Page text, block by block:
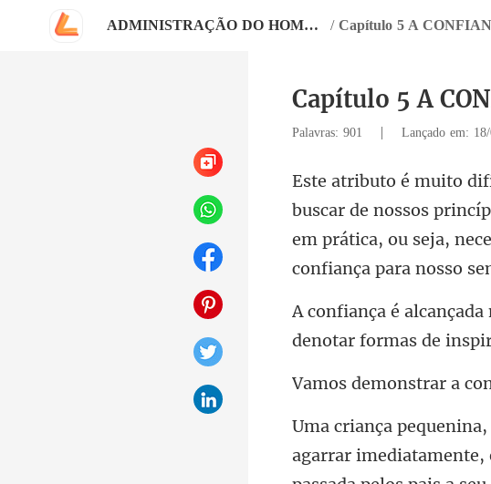
ADMINISTRAÇÃO DO HOMEM E DE SEU SEMELHANTE / Capítulo 5 A
Capítulo 5 A
Palavras: 901 | Lançado em:
de nossos
em prática, ou sej
denotar formas de
imediatamente,